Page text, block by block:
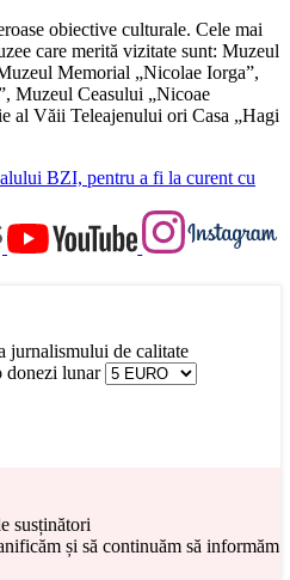
obiective culturale. Cele mai
care merită vizitate sunt: Muzeul
Memorial „Nicolae Iorga”,
Muzeul Ceasului „Nicoae
al Văii Teleajenului ori Casa „Hagi
BZI, pentru a fi la curent cu
jurnalismului de calitate
donezi lunar
susținători
și să continuăm să informăm